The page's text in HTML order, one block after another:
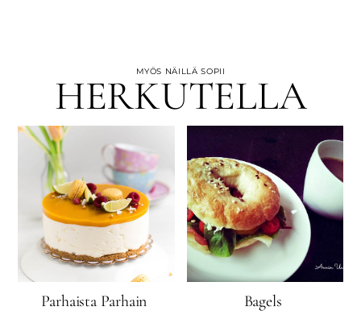
MYÖS NÄILLÄ SOPII
HERKUTELLA
Parhaista Parhain
Bagels